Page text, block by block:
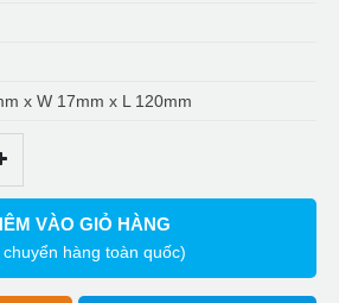
x W 17mm x L 120mm
VÀO GIỎ HÀNG
chuyển hàng toàn quốc)